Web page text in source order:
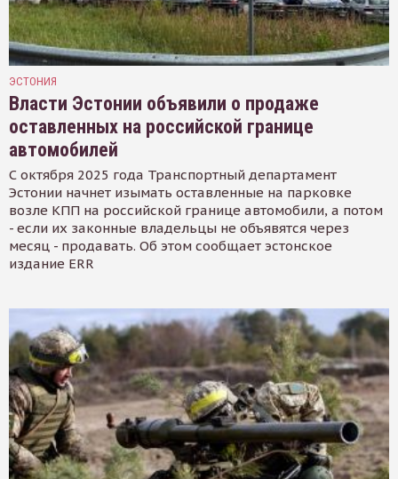
ЭСТОНИЯ
Власти Эстонии объявили о продаже
оставленных на российской границе
автомобилей
С октября 2025 года Транспортный департамент
Эстонии начнет изымать оставленные на парковке
возле КПП на российской границе автомобили, а потом
- если их законные владельцы не объявятся через
месяц - продавать. Об этом сообщает эстонское
издание ERR